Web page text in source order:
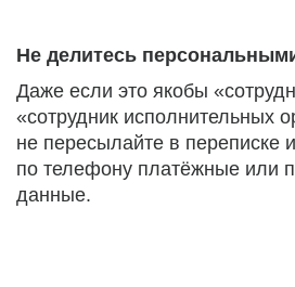
Не делитесь
Даже если это якобы
«сотрудник исполнительных
не пересылайте в переписке
по телефону платёжные или
данные.